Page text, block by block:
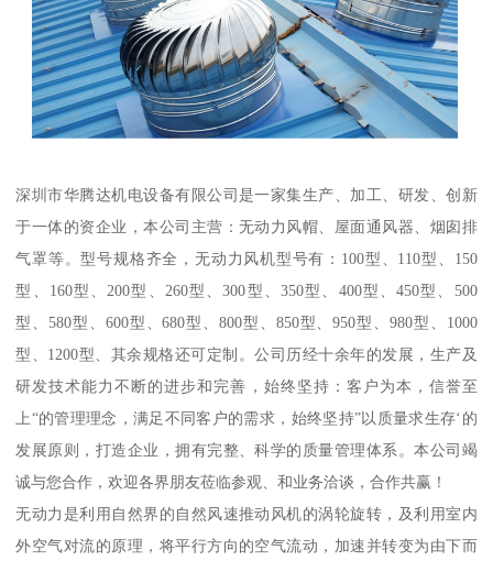
深圳市华腾达机电设备有限公司是一家集生产、加工、研发、创新
于一体的资企业，本公司主营：无动力风帽、屋面通风器、烟囱排
气罩等。型号规格齐全，无动力风机型号有：100型、110型、150
型、160型、200型、260型、300型、350型、400型、450型、500
型、580型、600型、680型、800型、850型、950型、980型、1000
型、1200型、其余规格还可定制。公司历经十余年的发展，生产及
研发技术能力不断的进步和完善，始终坚持：客户为本，信誉至
上“的管理理念，满足不同客户的需求，始终坚持”以质量求生存‘的
发展原则，打造企业，拥有完整、科学的质量管理体系。本公司竭
诚与您合作，欢迎各界朋友莅临参观、和业务洽谈，合作共赢！
无动力是利用自然界的自然风速推动风机的涡轮旋转，及利用室内
外空气对流的原理，将平行方向的空气流动，加速并转变为由下而